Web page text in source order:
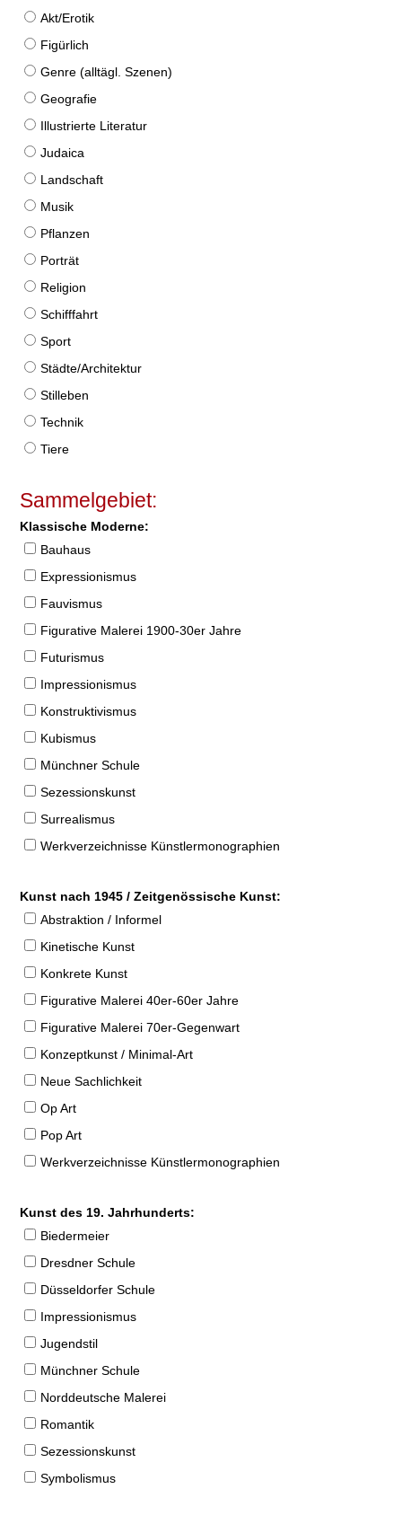
Akt/Erotik
Figürlich
Genre (alltägl. Szenen)
Geografie
Illustrierte Literatur
Judaica
Landschaft
Musik
Pflanzen
Porträt
Religion
Schifffahrt
Sport
Städte/Architektur
Stilleben
Technik
Tiere
Sammelgebiet:
Klassische Moderne:
Bauhaus
Expressionismus
Fauvismus
Figurative Malerei 1900-30er Jahre
Futurismus
Impressionismus
Konstruktivismus
Kubismus
Münchner Schule
Sezessionskunst
Surrealismus
Werkverzeichnisse Künstlermonographien
Kunst nach 1945 / Zeitgenössische Kunst:
Abstraktion / Informel
Kinetische Kunst
Konkrete Kunst
Figurative Malerei 40er-60er Jahre
Figurative Malerei 70er-Gegenwart
Konzeptkunst / Minimal-Art
Neue Sachlichkeit
Op Art
Pop Art
Werkverzeichnisse Künstlermonographien
Kunst des 19. Jahrhunderts:
Biedermeier
Dresdner Schule
Düsseldorfer Schule
Impressionismus
Jugendstil
Münchner Schule
Norddeutsche Malerei
Romantik
Sezessionskunst
Symbolismus